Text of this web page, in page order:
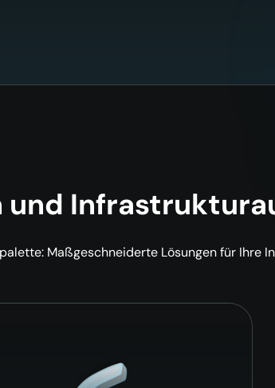
und
Maßgeschneiderte Lösungen für Ihre